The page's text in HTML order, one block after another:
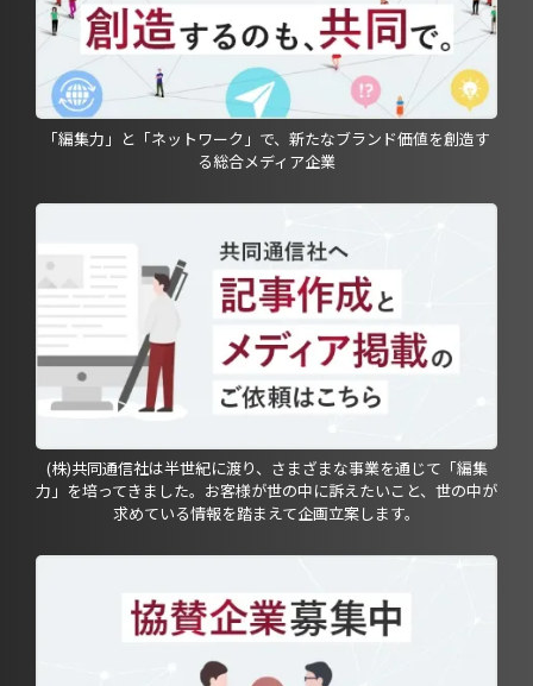
「編集力」と「ネットワーク」で、新たなブランド価値を創造す
る総合メディア企業
(株)共同通信社は半世紀に渡り、さまざまな事業を通じて「編集
力」を培ってきました。お客様が世の中に訴えたいこと、世の中が
求めている情報を踏まえて企画立案します。